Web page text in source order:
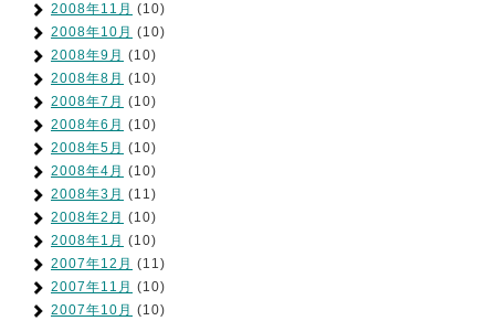
2008年11月 (10)
2008年10月 (10)
2008年9月 (10)
2008年8月 (10)
2008年7月 (10)
2008年6月 (10)
2008年5月 (10)
2008年4月 (10)
2008年3月 (11)
2008年2月 (10)
2008年1月 (10)
2007年12月 (11)
2007年11月 (10)
2007年10月 (10)